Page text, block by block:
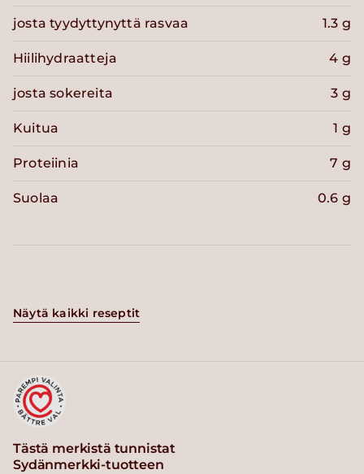
josta tyydyttynyttä rasvaa 1.3 g
Hiilihydraatteja 4 g
josta sokereita 3 g
Kuitua 1 g
Proteiinia 7 g
Suolaa 0.6 g
Näytä kaikki reseptit
Tästä merkistä tunnistat
Sydänmerkki-tuotteen